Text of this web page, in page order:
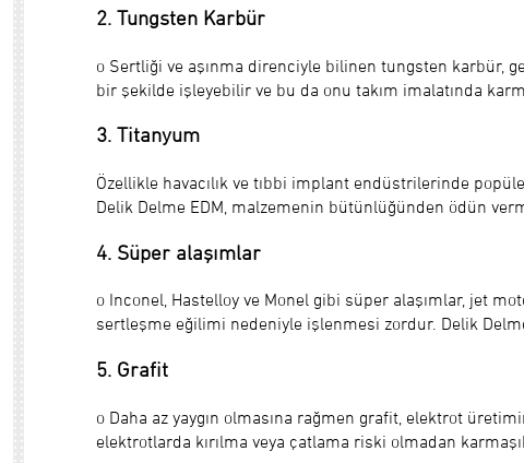
2. Tungsten Karbür
o Sertliği ve aşınma direnciyle bilinen tungsten karbür,
bir şekilde işleyebilir ve bu da onu takım imalatında
3. Titanyum
Özellikle havacılık ve tıbbi implant endüstrilerinde
Delik Delme EDM, malzemenin bütünlüğünden ödün
4. Süper alaşımlar
o Inconel, Hastelloy ve Monel gibi süper alaşımlar, jet
sertleşme eğilimi nedeniyle işlenmesi zordur. Delik
5. Grafit
o Daha az yaygın olmasına rağmen grafit, elektrot
elektrotlarda kırılma veya çatlama riski olmadan